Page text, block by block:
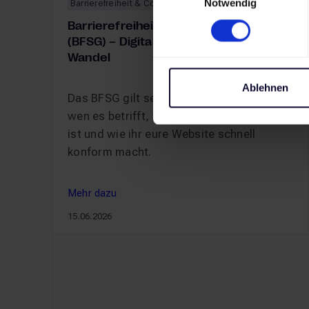
Notwendig
Ablehnen
Barrierefreiheit & Compliance
Barrierefreiheitsstärkungsgesetz
(BFSG) – Digitale Barrierefreiheit im
Wandel
Das BFSG gilt seit Juni 2025. Wir erklären,
wen es betrifft, was konkret umzusetzen
ist und wie ihr eure Website schnell
konform macht.
Mehr dazu
Mehr dazu
15.06.2026